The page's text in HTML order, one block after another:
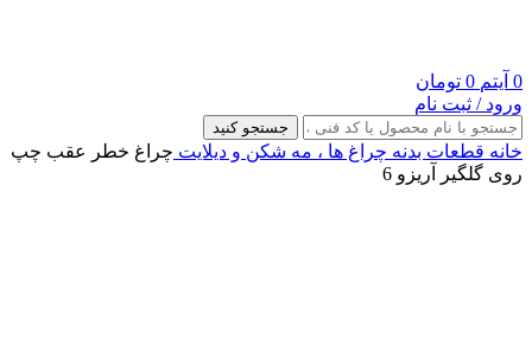
0 آیتم 0 تومان
ورود / ثبت نام
جستجو کنید
خانه قطعات بدنه چراغ‌ ها ، مه‌ شکن و دیلایت چراغ خطر عقب چپ
روی گلگیر آریزو 6